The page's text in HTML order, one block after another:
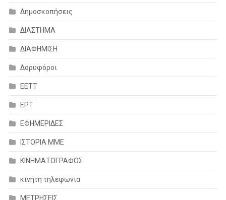
Δημοσκοπήσεις
ΔΙΑΣΤΗΜΑ
ΔΙΑΦΗΜΙΣΗ
Δορυφόροι
ΕΕΤΤ
ΕΡΤ
ΕΦΗΜΕΡΙΔΕΣ
ΙΣΤΟΡΙΑ ΜΜΕ
ΚΙΝΗΜΑΤΟΓΡΑΦΟΣ
κινητη τηλεφωνια
ΜΕΤΡΗΣΕΙΣ